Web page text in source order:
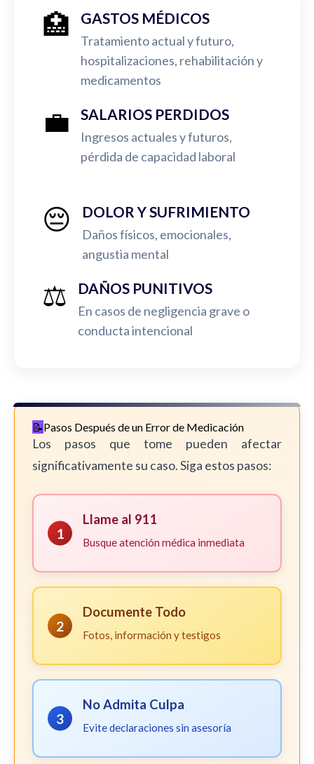
🏥 GASTOS MÉDICOS
Tratamiento actual y futuro,
hospitalizaciones, rehabilitación y
medicamentos
💼 SALARIOS PERDIDOS
Ingresos actuales y futuros,
pérdida de capacidad laboral
😔 DOLOR Y SUFRIMIENTO
Daños físicos, emocionales,
angustia mental
⚖️ DAÑOS PUNITIVOS
En casos de negligencia grave o
conducta intencional
Pasos Después de un Error de Medicación
Los pasos que tome pueden afectar
significativamente su caso. Siga estos pasos:
1
Llame al 911
Busque atención médica inmediata
2
Documente Todo
Fotos, información y testigos
3
No Admita Culpa
Evite declaraciones sin asesoría